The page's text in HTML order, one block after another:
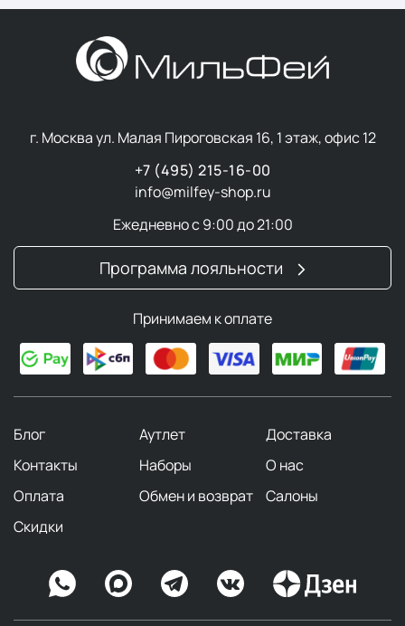
г. Москва ул. Малая Пироговская 16, 1 этаж, офис 12
+7 (495) 215-16-00
info@milfey-shop.ru
Ежедневно с 9:00 до 21:00
Программа лояльности
Принимаем к оплате
Блог Аутлет
Доставка
Контакты
Наборы
О нас
Оплата
Обмен и возврат
Салоны
Скидки